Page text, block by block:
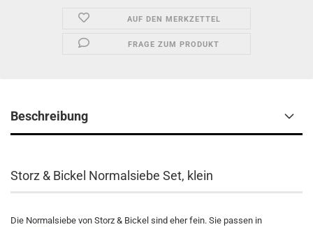
AUF DEN MERKZETTEL
FRAGE ZUM PRODUKT
Beschreibung
Storz & Bickel Normalsiebe Set, klein
Die Normalsiebe von Storz & Bickel sind eher fein. Sie passen in